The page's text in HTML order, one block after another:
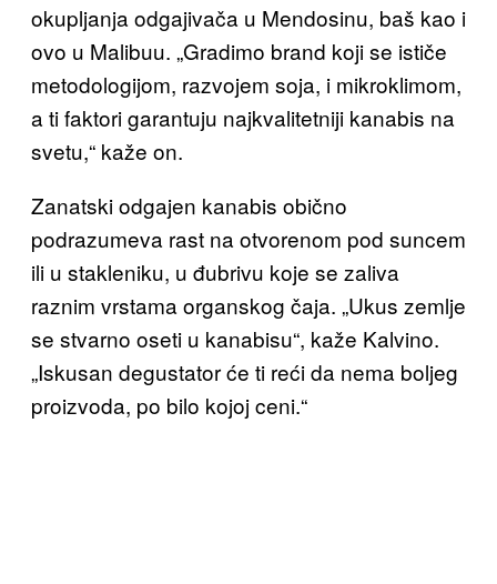
okupljanja odgajivača u Mendosinu, baš kao i
ovo u Malibuu. „Gradimo brand koji se ističe
metodologijom, razvojem soja, i mikroklimom,
a ti faktori garantuju najkvalitetniji kanabis na
svetu,“ kaže on.
Zanatski odgajen kanabis obično
podrazumeva rast na otvorenom pod suncem
ili u stakleniku, u đubrivu koje se zaliva
raznim vrstama organskog čaja. „Ukus zemlje
se stvarno oseti u kanabisu“, kaže Kalvino.
„Iskusan degustator će ti reći da nema boljeg
proizvoda, po bilo kojoj ceni.“